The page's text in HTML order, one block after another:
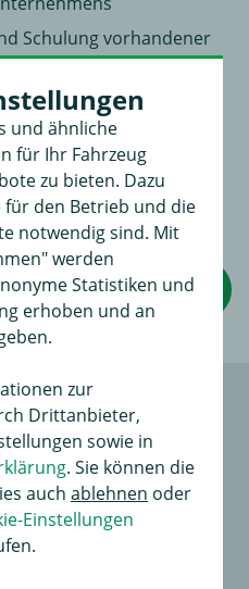
Schulung vorhandener
der Organisation
durch Dokumentation
durch
ansehen
Montagen
Kaufberater
und Karriere
und ähnliche
für Ihr Fahrzeug
zu bieten. Dazu
für den Betrieb und die
notwendig sind. Mit
werden
Statistiken und
erhoben und an
zur
Drittanbieter,
sowie in
. Sie können die
auch ablehnen oder
Einstellungen